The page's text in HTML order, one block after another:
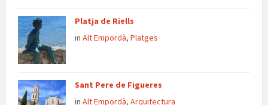
Platja de Riells
in Alt Empordà, Platges
Sant Pere de Figueres
in Alt Empordà, Arquitectura